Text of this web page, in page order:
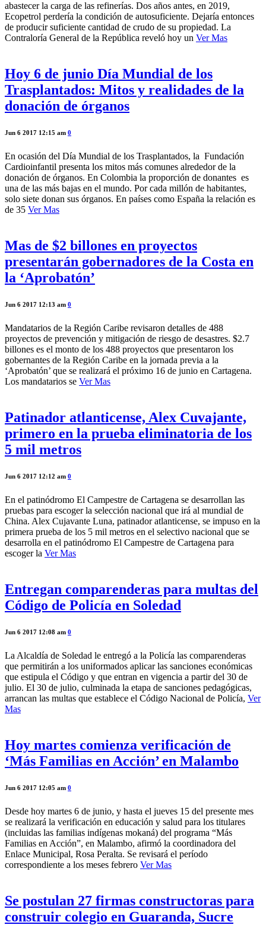
abastecer la carga de las refinerías. Dos años antes, en 2019,
Ecopetrol perdería la condición de autosuficiente. Dejaría entonces
de producir suficiente cantidad de crudo de su propiedad. La
Contraloría General de la República reveló hoy un Ver Mas
Hoy 6 de junio Día Mundial de los
Trasplantados: Mitos y realidades de la
donación de órganos
Jun 6 2017 12:15 am 0
En ocasión del Día Mundial de los Trasplantados, la Fundación
Cardioinfantil presenta los mitos más comunes alrededor de la
donación de órganos. En Colombia la proporción de donantes es
una de las más bajas en el mundo. Por cada millón de habitantes,
solo siete donan sus órganos. En países como España la relación es
de 35 Ver Mas
Mas de $2 billones en proyectos
presentarán gobernadores de la Costa en
la ‘Aprobatón’
Jun 6 2017 12:13 am 0
Mandatarios de la Región Caribe revisaron detalles de 488
proyectos de prevención y mitigación de riesgo de desastres. $2.7
billones es el monto de los 488 proyectos que presentaron los
gobernantes de la Región Caribe en la jornada previa a la
‘Aprobatón’ que se realizará el próximo 16 de junio en Cartagena.
Los mandatarios se Ver Mas
Patinador atlanticense, Alex Cuvajante,
primero en la prueba eliminatoria de los
5 mil metros
Jun 6 2017 12:12 am 0
En el patinódromo El Campestre de Cartagena se desarrollan las
pruebas para escoger la selección nacional que irá al mundial de
China. Alex Cujavante Luna, patinador atlanticense, se impuso en la
primera prueba de los 5 mil metros en el selectivo nacional que se
desarrolla en el patinódromo El Campestre de Cartagena para
escoger la Ver Mas
Entregan comparenderas para multas del
Código de Policía en Soledad
Jun 6 2017 12:08 am 0
La Alcaldía de Soledad le entregó a la Policía las comparenderas
que permitirán a los uniformados aplicar las sanciones económicas
que estipula el Código y que entran en vigencia a partir del 30 de
julio. El 30 de julio, culminada la etapa de sanciones pedagógicas,
arrancan las multas que establece el Código Nacional de Policía, Ver
Mas
Hoy martes comienza verificación de
‘Más Familias en Acción’ en Malambo
Jun 6 2017 12:05 am 0
Desde hoy martes 6 de junio, y hasta el jueves 15 del presente mes
se realizará la verificación en educación y salud para los titulares
(incluidas las familias indígenas mokaná) del programa “Más
Familias en Acción”, en Malambo, afirmó la coordinadora del
Enlace Municipal, Rosa Peralta. Se revisará el período
correspondiente a los meses febrero Ver Mas
Se postulan 27 firmas constructoras para
construir colegio en Guaranda, Sucre